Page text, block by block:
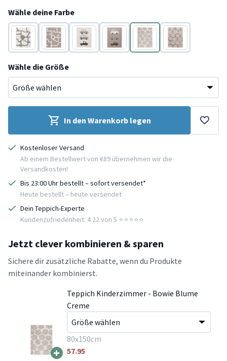
Wähle deine Farbe
Creme Taupe Creme Taupe Creme
Taupe
Wähle die Größe
In den Warenkorb legen
Kostenloser Versand
Ab einem Bestellwert von €89 übernehmen wir die
Versandkosten!
Bis 23:00 Uhr bestellt – sofort versendet*
Heute bestellt – heute versendet
Dein Teppich-Experte
Kundenzufriedenheit: 4.22 von 5 ⭐️⭐️⭐️⭐️⭐️
Jetzt clever kombinieren & sparen
Sichere dir zusätzliche Rabatte, wenn du Produkte
miteinander kombinierst.
+
Teppich Kinderzimmer - Bowie Blume
Creme
80x150cm
57.95